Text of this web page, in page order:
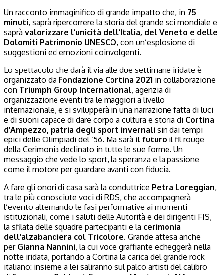
Un racconto immaginifico di grande impatto che, in 75
minuti, saprà ripercorrere la storia del grande sci mondiale e
saprà valorizzare l’unicità dell’Italia, del Veneto e delle
Dolomiti Patrimonio UNESCO, con un’esplosione di
suggestioni ed emozioni coinvolgenti.
Lo spettacolo che darà il via alle due settimane iridate è
organizzato da Fondazione Cortina 2021 in collaborazione
con Triumph Group International, agenzia di
organizzazione eventi tra le maggiori a livello
internazionale, e si svilupperà in una narrazione fatta di luci
e di suoni capace di dare corpo a cultura e storia di Cortina
d’Ampezzo, patria degli sport invernali sin dai tempi
epici delle Olimpiadi del ’56. Ma sarà il futuro il fil rouge
della Cerimonia declinato in tutte le sue forme. Un
messaggio che vede lo sport, la speranza e la passione
come il motore per guardare avanti con fiducia.
A fare gli onori di casa sarà la conduttrice Petra Loreggian,
tra le più conosciute voci di RDS, che accompagnerà
l’evento alternando le fasi performative ai momenti
istituzionali, come i saluti delle Autorità e dei dirigenti FIS,
la sfilata delle squadre partecipanti e la cerimonia
dell’alzabandiera col Tricolore. Grande attesa anche
per Gianna Nannini, la cui voce graffiante echeggerà nella
notte iridata, portando a Cortina la carica del grande rock
italiano: insieme a lei saliranno sul palco artisti del calibro